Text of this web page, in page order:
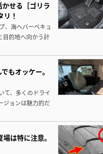
せる［ゴリラ
！
、海へバーベキュ
目的地へ向かう計
もオッケー。
て、多くのドライ
ジョンは魅力的だ
は特に注意。